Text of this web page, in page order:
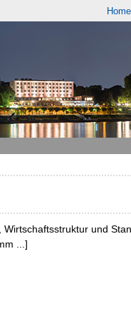
Home
und
...]